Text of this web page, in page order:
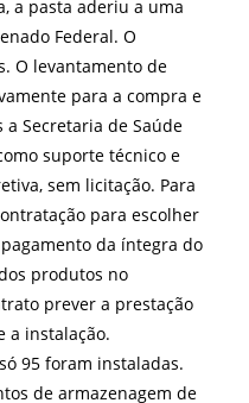
a pasta aderiu a uma
Federal. O
O levantamento de
para a compra e
a Secretaria de Saúde
suporte técnico e
sem licitação. Para
para escolher
da íntegra do
produtos no
prever a prestação
a instalação.
95 foram instaladas.
de armazenagem de